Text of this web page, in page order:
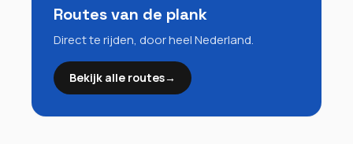
Routes van de plank
Direct te rijden, door heel Nederland.
Bekijk alle routes→